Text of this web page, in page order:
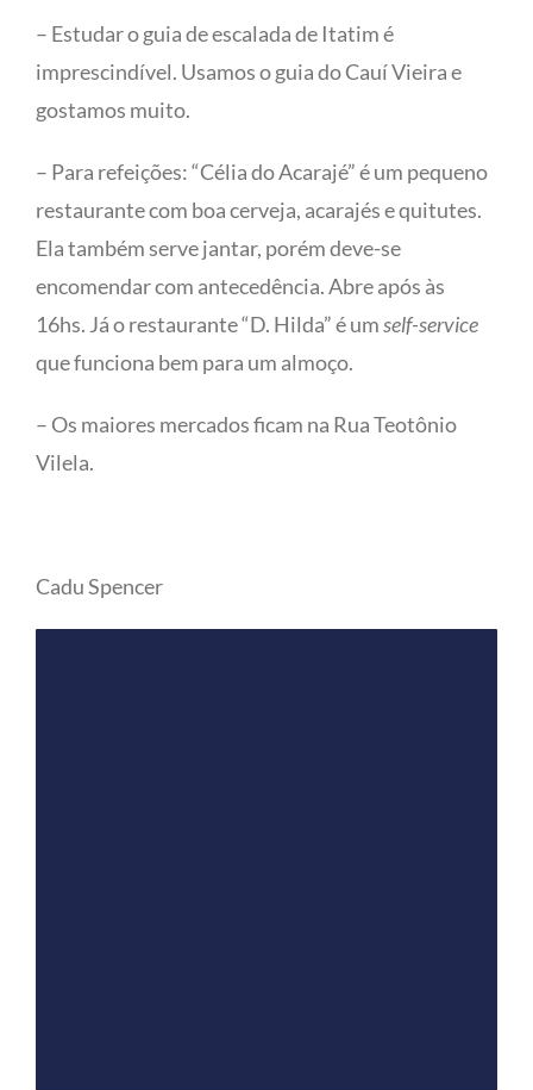
– Estudar o guia de escalada de Itatim é
imprescindível. Usamos o guia do Cauí Vieira e
gostamos muito.
– Para refeições: “Célia do Acarajé” é um pequeno
restaurante com boa cerveja, acarajés e quitutes.
Ela também serve jantar, porém deve-se
encomendar com antecedência. Abre após às
16hs. Já o restaurante “D. Hilda” é umself-service
que funciona bem para um almoço.
– Os maiores mercados ficam na Rua Teotônio
Vilela.
Cadu Spencer